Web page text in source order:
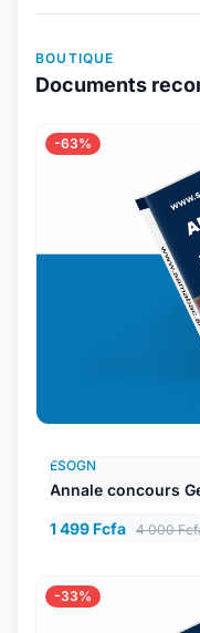
BOUTIQUE
Documents
-63%
ESOGN
Annale concours
1 499 Fcfa 4 000
-33%